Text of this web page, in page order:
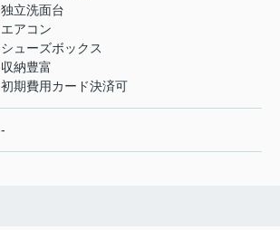
独立洗面台
エアコン
シューズボックス
収納豊富
初期費用カード決済可
-